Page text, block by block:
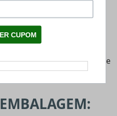
metal
com diâmetro do corpo de